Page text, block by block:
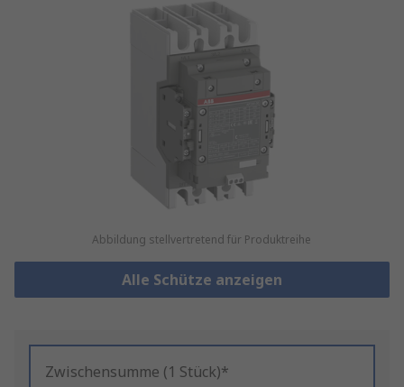
Abbildung stellvertretend für Produktreihe
Alle Schütze anzeigen
Zwischensumme (1 Stück)*